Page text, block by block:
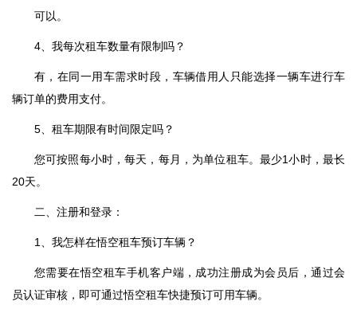
可以。
4、我每次租车数量有限制吗？
有，在同一用车需求时段，车辆借用人只能选择一辆车进行车
辆订单的费用支付。
5、租车期限有时间限定吗？
您可按照每小时，每天，每月，为单位租车。最少1小时，最长
20天。
二、注册和登录：
1、我怎样在悟空租车预订车辆？
您需要在悟空租车手机客户端，成功注册成为会员后，通过会
员认证审核，即可通过悟空租车快捷预订可用车辆。